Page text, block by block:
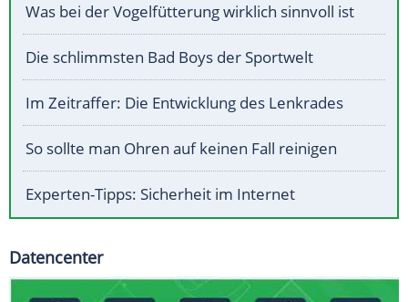
Was bei der Vogelfütterung wirklich sinnvoll ist
Die schlimmsten Bad Boys der Sportwelt
Im Zeitraffer: Die Entwicklung des Lenkrades
So sollte man Ohren auf keinen Fall reinigen
Experten-Tipps: Sicherheit im Internet
Datencenter